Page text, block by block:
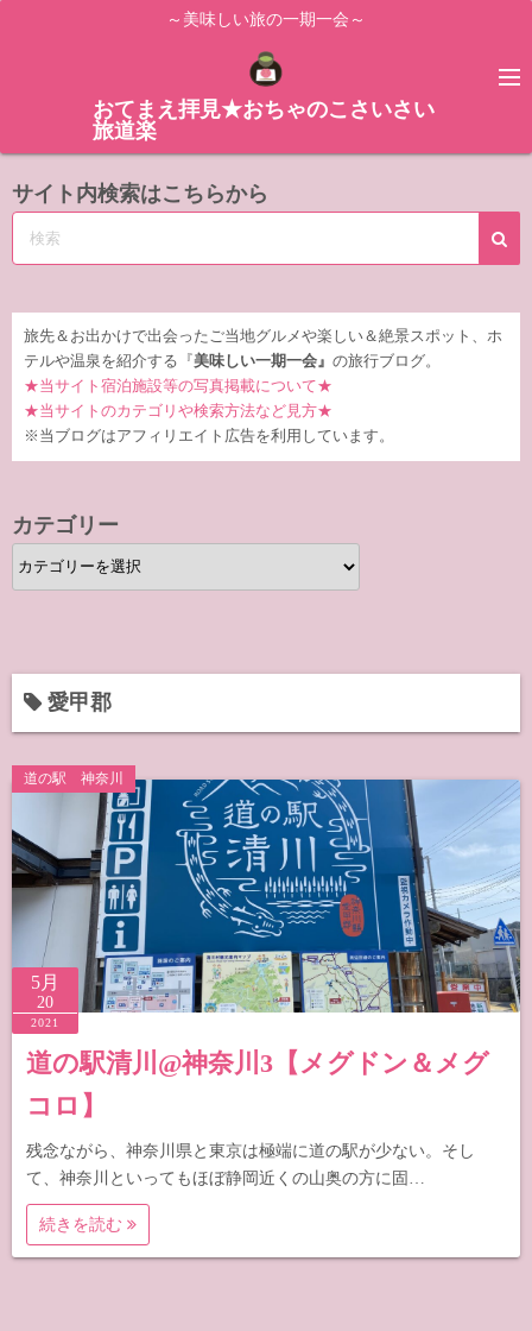
ス
ッ
～美味しい旅の一期一会～
おてまえ拝見★おちゃのこさいさい
旅道楽
サイト内検索はこちらから
旅先＆お出かけで出会ったご当地グルメや楽しい＆絶景スポット、ホ
テルや温泉を紹介する『 美味しい一期一会』 の旅行ブログ。
★当サイト宿泊施設等の写真掲載について★
★当サイトのカテゴリや検索方法など見方★
※当ブログはアフィリエイト広告を利用しています。
カテゴリー
カ
テ
ー
愛甲郡
道の駅 神奈川
5月
20
2021
道の駅清川@神奈川3【メグドン＆メグ
コロ】
残念ながら、神奈川県と東京は極端に道の駅が少ない。そし
て、神奈川といってもほぼ静岡近くの山奥の方に固…
続きを読む